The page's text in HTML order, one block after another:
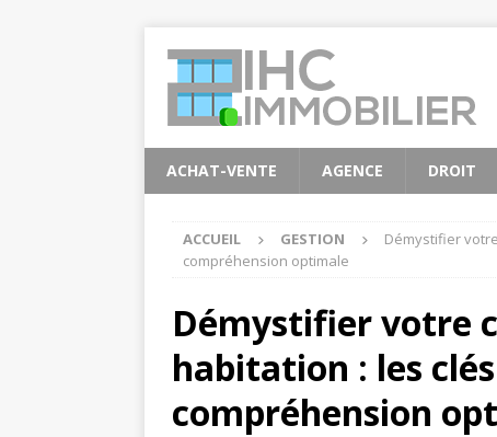
ACHAT-VENTE AGENCE DROIT
ACCUEIL GESTION
Démystifier
compréhension optimale
Démystifier votre
habitation : les
compréhension